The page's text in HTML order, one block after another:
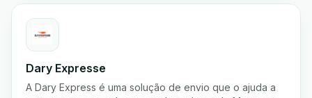
Dary Expresse
A Dary Express é uma solução de envio que o ajuda a